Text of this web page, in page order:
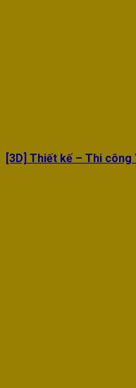
[3D] Thiết kế – Thi công